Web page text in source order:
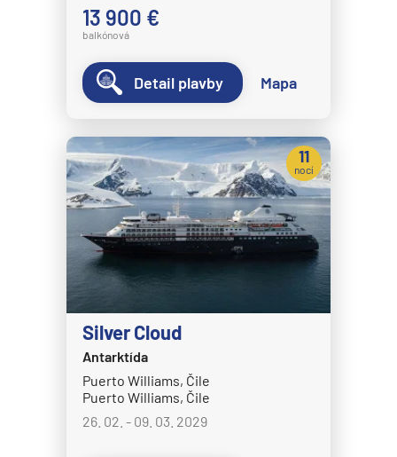
Costa Serena
Costa Smeralda
Costa Toscana
Crystal Cruises
Crystal Serenity
Crystal Symphony
Cunard Line
Queen Anne
Queen Elizabeth
Queen Mary 2
Queen Victoria
Disney Adventure
Disney Destiny
13 900 €
balkónová
Detail plavby Mapa
Silver Cloud
Antarktída
Puerto Williams, Čile
Puerto Williams, Čile
26. 02. - 09. 03. 2029
11
nocí